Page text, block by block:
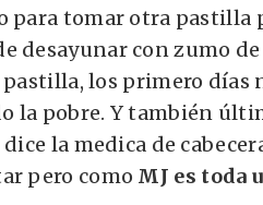
para tomar otra pastilla
desayunar con zumo
pastilla, los primero días
la pobre. Y también
la medica de
pero como MJ es toda